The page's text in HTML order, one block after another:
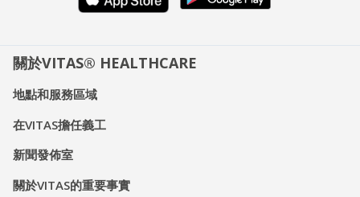
關於VITAS® HEALTHCARE
地點和服務區域
在VITAS擔任義工
新聞發佈室
關於VITAS的重要事實